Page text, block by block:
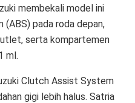
membekali model ini
pada roda depan,
serta kompartemen
ml.
Clutch Assist System
gigi lebih halus. Satria